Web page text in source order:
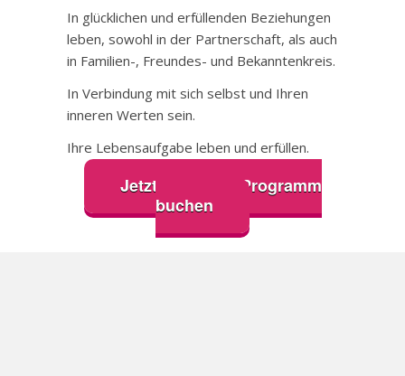
In glücklichen und erfüllenden Beziehungen
leben, sowohl in der Partnerschaft, als auch
in Familien-, Freundes- und Bekanntenkreis.
In Verbindung mit sich selbst und Ihren
inneren Werten sein.
Ihre Lebensaufgabe leben und erfüllen.
Jetzt Coaching Programm
buchen